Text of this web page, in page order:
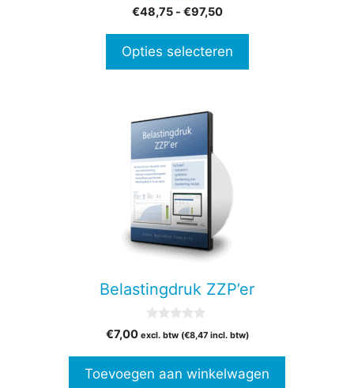
5.00
van 5
€48,75 - €97,50Prijsklasse:
€97,50
Opties selecteren
productpagina
Belastingdruk ZZP’er
v
5
€7,00 excl. btw (€8,47incl. btw)
Toevoegen aan winkelwagen